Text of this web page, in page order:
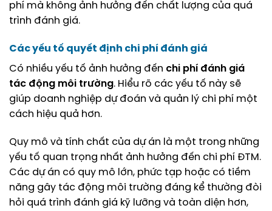
phí mà không ảnh hưởng đến chất lượng của quá
trình đánh giá.
Các yếu tố quyết định chi phí đánh giá
Có nhiều yếu tố ảnh hưởng đến chi phí đánh giá
tác động môi trường. Hiểu rõ các yếu tố này sẽ
giúp doanh nghiệp dự đoán và quản lý chi phí một
cách hiệu quả hơn.
Quy mô và tính chất của dự án là một trong những
yếu tố quan trọng nhất ảnh hưởng đến chi phí ĐTM.
Các dự án có quy mô lớn, phức tạp hoặc có tiềm
năng gây tác động môi trường đáng kể thường đòi
hỏi quá trình đánh giá kỹ lưỡng và toàn diện hơn,